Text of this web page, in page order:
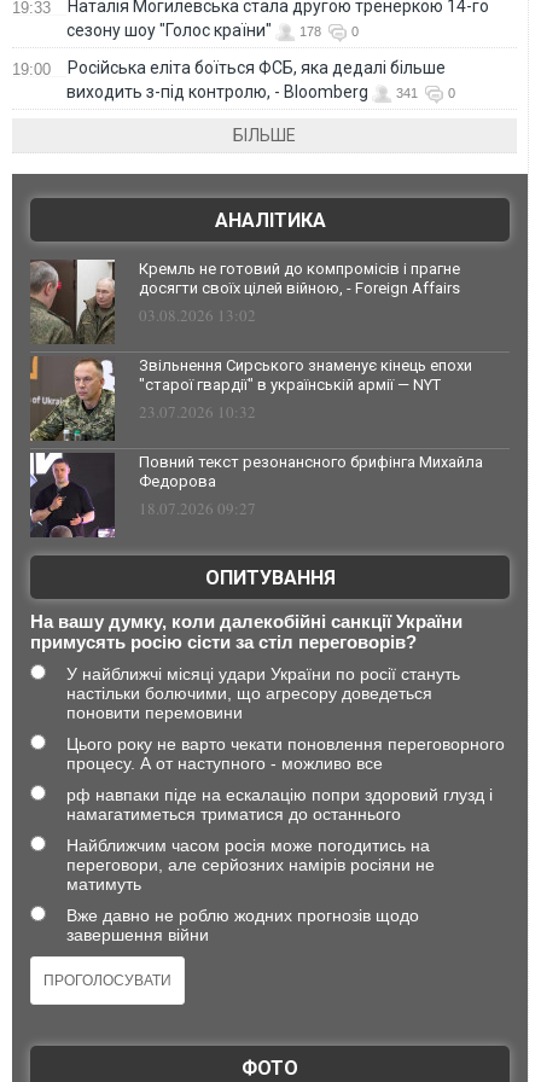
19:33
Наталія Могилевська стала другою тренеркою 14-го
сезону шоу "Голос країни"
178 0
19:00
Російська еліта боїться ФСБ, яка дедалі більше
виходить з-під контролю, - Bloomberg
341 0
БІЛЬШЕ
АНАЛІТИКА
Кремль не готовий до компромісів і прагне
досягти своїх цілей війною, - Foreign Affairs
03.08.2026 13:02
Звільнення Сирського знаменує кінець епохи
"старої гвардії" в українській армії — NYT
23.07.2026 10:32
Повний текст резонансного брифінга Михайла
Федорова
18.07.2026 09:27
ОПИТУВАННЯ
На вашу думку, коли далекобійні санкції України
примусять росію сісти за стіл переговорів?
У найближчі місяці удари України по росії стануть
настільки болючими, що агресору доведеться
поновити перемовини
Цього року не варто чекати поновлення переговорного
процесу. А от наступного - можливо все
рф навпаки піде на ескалацію попри здоровий глузд і
намагатиметься триматися до останнього
Найближчим часом росія може погодитись на
переговори, але серйозних намірів росіяни не
матимуть
Вже давно не роблю жодних прогнозів щодо
завершення війни
ФОТО